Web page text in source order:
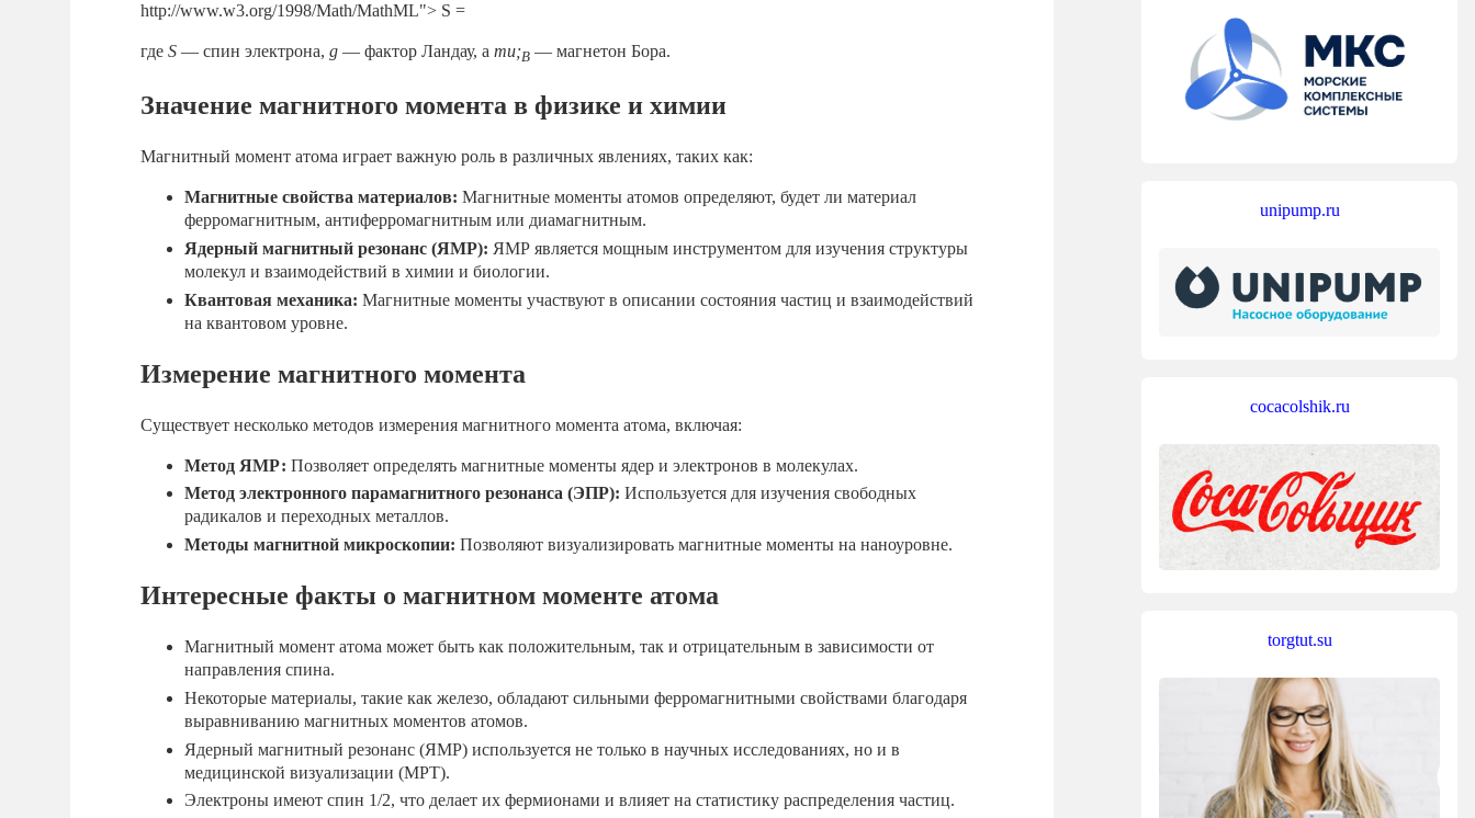
http://www.w3.org/1998/Math/MathML"> S =
где S — спин электрона, g — фактор Ландау, а mu;B — магнетон Бора.
Значение магнитного момента в физике и химии
Магнитный момент атома играет важную роль в различных явлениях, таких как:
Магнитные свойства материалов: Магнитные моменты атомов определяют, будет ли материал
ферромагнитным, антиферромагнитным или диамагнитным.
Ядерный магнитный резонанс (ЯМР): ЯМР является мощным инструментом для изучения структуры
молекул и взаимодействий в химии и биологии.
Квантовая механика: Магнитные моменты участвуют в описании состояния частиц и взаимодействий
на квантовом уровне.
Измерение магнитного момента
Существует несколько методов измерения магнитного момента атома, включая:
Метод ЯМР: Позволяет определять магнитные моменты ядер и электронов в молекулах.
Метод электронного парамагнитного резонанса (ЭПР): Используется для изучения свободных
радикалов и переходных металлов.
Методы магнитной микроскопии: Позволяют визуализировать магнитные моменты на наноуровне.
Интересные факты о магнитном моменте атома
Магнитный момент атома может быть как положительным, так и отрицательным в зависимости от
направления спина.
Некоторые материалы, такие как железо, обладают сильными ферромагнитными свойствами благодаря
выравниванию магнитных моментов атомов.
Ядерный магнитный резонанс (ЯМР) используется не только в научных исследованиях, но и в
медицинской визуализации (МРТ).
Электроны имеют спин 1/2, что делает их фермионами и влияет на статистику распределения частиц.
unipump.ru
cocacolshik.ru
torgtut.su